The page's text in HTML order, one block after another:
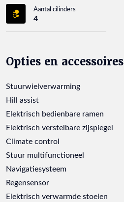
Aantal cilinders
4
Opties en accessoires
Stuurwielverwarming
Hill assist
Elektrisch bedienbare ramen
Elektrisch verstelbare zijspiegel
Climate control
Stuur multifunctioneel
Navigatiesysteem
Regensensor
Elektrisch verwarmde stoelen